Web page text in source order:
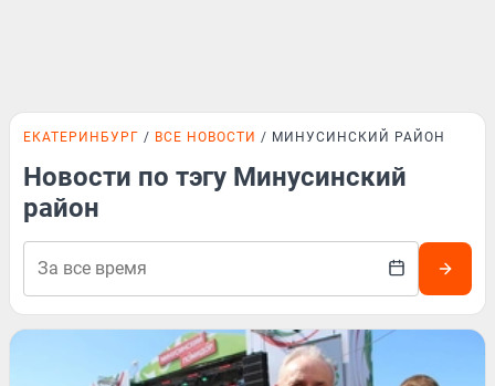
ЕКАТЕРИНБУРГ ВСЕ НОВОСТИ МИНУСИНСКИЙ РАЙОН
Новости по тэгу Минусинский
район